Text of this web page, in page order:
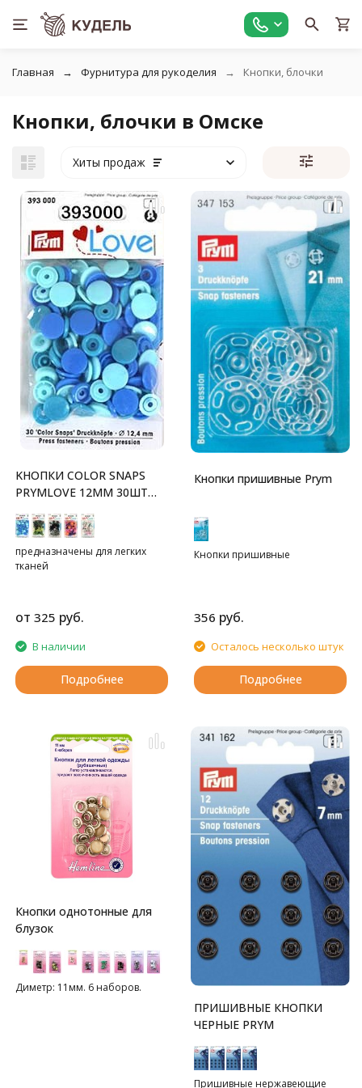
Главная Фурнитура для рукоделия Кнопки, блочки
Кнопки, блочки в Омске
Хиты продаж
KНОПКИ COLOR SNAPS
PRYMLOVE 12ММ 30ШТ
предназначены для легких
тканей
от 325 руб.
В наличии
Подробнее
Кнопки пришивные Prym
Кнопки пришивные
356 руб.
Осталось несколько штук
Подробнее
Кнопки однотонные для
блузок
Диметр: 11мм. 6 наборов.
ПРИШИВНЫЕ КНОПКИ
ЧЕРНЫЕ PRYM
Пришивные нержавеющие